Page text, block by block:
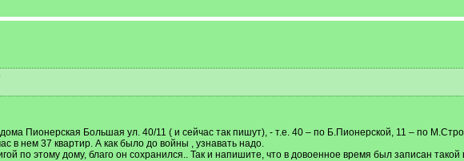
Пионерская Большая ул. 40/11 ( и сейчас так пишут), - т.е. 40 – по Б.Пионерской, 11 – по
в нем 37 квартир. А как было до войны , узнавать надо.
по этому дому, благо он сохранился.. Так и напишите, что в довоенное время был записан такой